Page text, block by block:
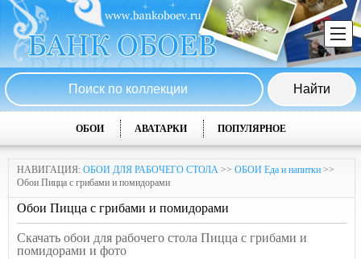
ОБОИ АВАТАРКИ ПОПУЛЯРНОЕ
НАВИГАЦИЯ: ОБОИ ДЛЯ РАБОЧЕГО СТОЛА >> ОБОИ Еда и напитки >>
Обои Пицца с грибами и помидорами
Обои Пицца с грибами и помидорами
Скачать обои для рабочего стола Пицца с грибами и
помидорами и фото